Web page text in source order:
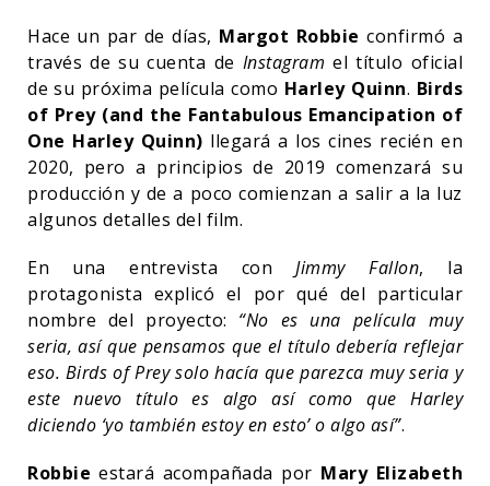
Hace un par de días, Margot Robbie confirmó a
través de su cuenta de Instagram el título oficial
de su próxima película como Harley Quinn. Birds
of Prey (and the Fantabulous Emancipation of
One Harley Quinn) llegará a los cines recién en
2020, pero a principios de 2019 comenzará su
producción y de a poco comienzan a salir a la luz
algunos detalles del film.
En una entrevista conJimmy Fallon, la
protagonista explicó el por qué del particular
nombre del proyecto: “No es una película muy
seria, así que pensamos que el título debería reflejar
eso. Birds of Prey solo hacía que parezca muy seria y
este nuevo título es algo así como que Harley
diciendo ‘yo también estoy en esto’ o algo así”.
Robbie estará acompañada por Mary Elizabeth